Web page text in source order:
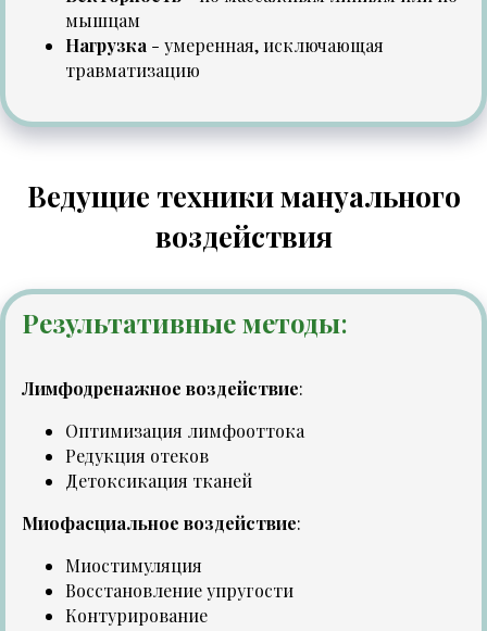
мышцам
Нагрузка - умеренная, исключающая
травматизацию
Ведущие техники мануального
воздействия
Результативные методы:
Лимфодренажное воздействие:
Оптимизация лимфооттока
Редукция отеков
Детоксикация тканей
Миофасциальное воздействие:
Миостимуляция
Восстановление упругости
Контурирование